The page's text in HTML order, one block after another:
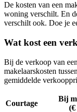
De kosten van een
woning verschilt. En
verschilt ook. Doe je
Wat kost een
Bij de verkoop van
makelaarskosten tussen
gemiddelde
Courtage
Bij
(€